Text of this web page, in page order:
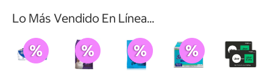
Lo Más Vendido En Línea...